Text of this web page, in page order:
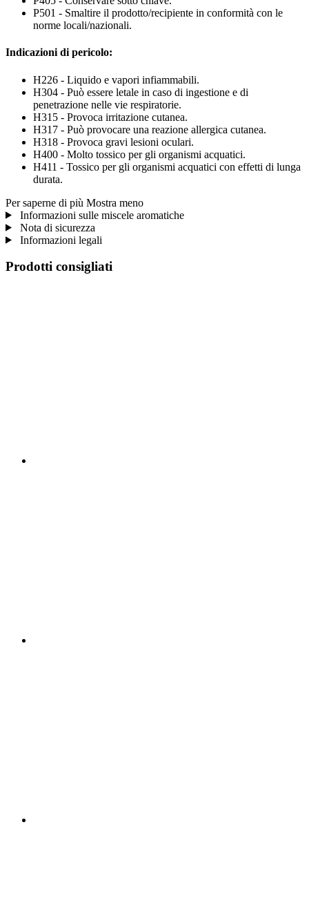
P501 - Smaltire il prodotto/recipiente in conformità con le
norme locali/nazionali.
Indicazioni di pericolo:
H226 - Liquido e vapori infiammabili.
H304 - Può essere letale in caso di ingestione e di
penetrazione nelle vie respiratorie.
H315 - Provoca irritazione cutanea.
H317 - Può provocare una reazione allergica cutanea.
H318 - Provoca gravi lesioni oculari.
H400 - Molto tossico per gli organismi acquatici.
H411 - Tossico per gli organismi acquatici con effetti di lunga
durata.
Per saperne di più Mostra meno
Informazioni sulle miscele aromatiche
Nota di sicurezza
Informazioni legali
Prodotti consigliati